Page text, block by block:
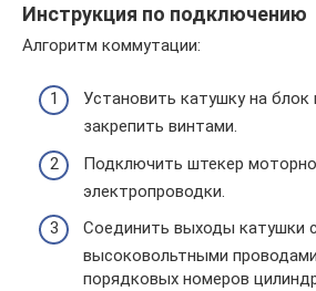
Инструкция по подключению
Алгоритм коммутации:
Установить катушку на блок
закрепить винтами.
Подключить штекер
электропроводки.
Соединить выходы катушки
высоковольтными
порядковых номеров